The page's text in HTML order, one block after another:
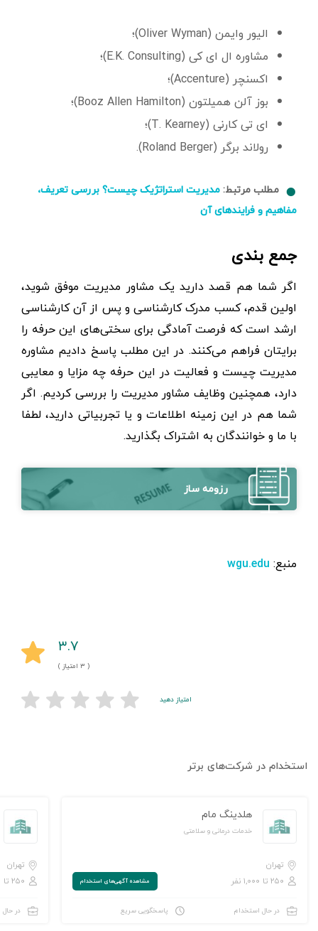
الیور وایمن (Oliver Wyman)؛
مشاوره ال ای کی (E.K. Consulting)؛
اکسنچر (Accenture)؛
بوز آلن همیلتون (Booz Allen Hamilton)؛
ای تی کارنی (T. Kearney)؛
رولاند برگر (Roland Berger).
مطلب مرتبط: مدیریت استراتژیک چیست؟ بررسی تعریف،
مفاهیم و فرایندهای آن
جمع بندی
اگر شما هم قصد دارید یک مشاور مدیریت موفق شوید،
اولین قدم، کسب مدرک کارشناسی و پس از آن کارشناسی
ارشد است که فرصت آمادگی برای سختی‌های این حرفه را
برایتان فراهم می‌کنند. در این مطلب پاسخ دادیم مشاوره
مدیریت چیست و فعالیت در این حرفه چه مزایا و معایبی
دارد، همچنین وظایف مشاور مديريت را بررسی کردیم. اگر
شما هم در این زمینه اطلاعات و یا تجربیاتی دارید، لطفا
با ما و خوانندگان به اشتراک بگذارید.
رزومه ساز
منبع: wgu.edu
۳.۷
( ۳ امتیاز )
امتیاز دهید
استخدام در شرکت‌های برتر
هلدینگ مام
خدمات درمانی و سلامتی
تهران
۲۵۰ تا ۱,۰۰۰ نفر
مشاهده‌ آگهی‌های استخدام
در حال استخدام پاسخگویی سریع
تهران
۲۵۰ تا ۱,۰۰۰ نفر
در